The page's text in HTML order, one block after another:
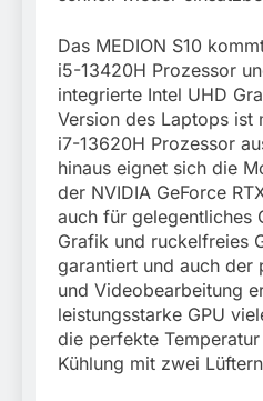
Das MEDION S10
i5-13420H Prozessor
integrierte Intel UHD
Version des Laptops ist
i7-13620H Prozessor
hinaus eignet sich die
der NVIDIA GeForce
auch für gelegentliches
Grafik und ruckelfreies
garantiert und auch der
und Videobearbeitung
leistungsstarke GPU
die perfekte
Kühlung mit zwei